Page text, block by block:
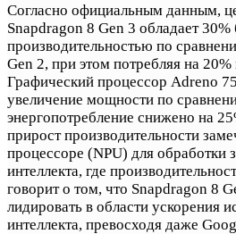
Согласно официальным данным,
Snapdragon 8 Gen 3 обладает
производительностью по
Gen 2, при этом потребляя на
Графический процессор Adreno
увеличение мощности по
энергопотребление снижено на
прирост производительности
процессоре (NPU) для обработки
интеллекта, где
говорит о том, что Snapdragon 8
лидировать в области ускорения
интеллекта, превосходя даже